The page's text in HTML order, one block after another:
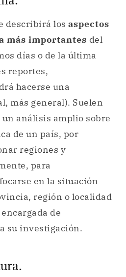
describirá los aspectos
más importantes del
días o de la última
reportes,
hacerse una
más general). Suelen
análisis amplio sobre
de un país, por
regiones y
para
en la situación
región o localidad
de
su investigación.